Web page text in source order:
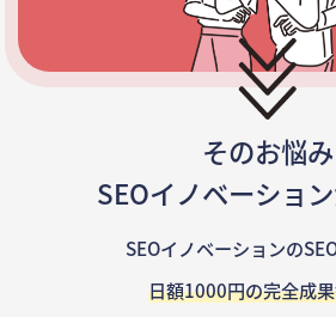
そのお悩み
SEOイノベーショ
SEOイノベーションの
日額1000円の完全成